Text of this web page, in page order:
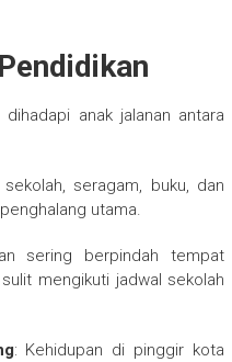
anak jalanan antara
sekolah, seragam, buku, dan
utama.
sering berpindah tempat
mengikuti jadwal sekolah
: Kehidupan di pinggir kota